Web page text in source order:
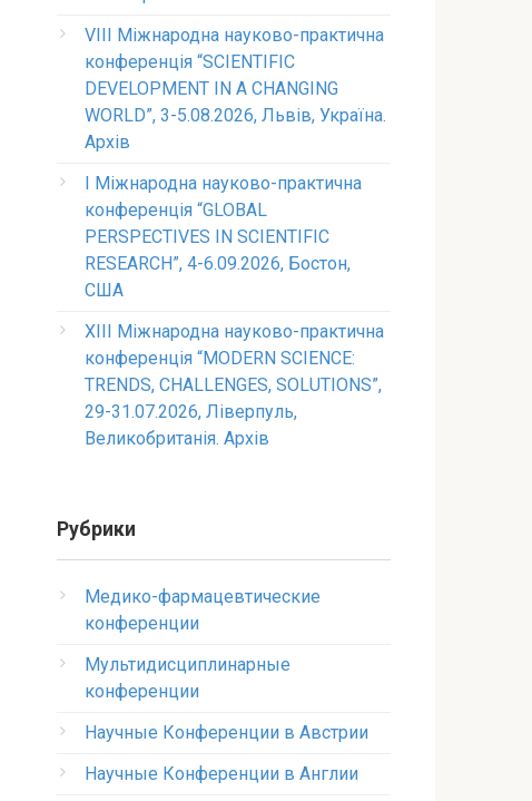
VIII Міжнародна науково-практична
конференція “SCIENTIFIC
DEVELOPMENT IN A CHANGING
WORLD”, 3-5.08.2026, Львів, Україна.
Архів
I Міжнародна науково-практична
конференція “GLOBAL
PERSPECTIVES IN SCIENTIFIC
RESEARCH”, 4-6.09.2026, Бостон,
США
XIII Міжнародна науково-практична
конференція “MODERN SCIENCE:
TRENDS, CHALLENGES, SOLUTIONS”,
29-31.07.2026, Ліверпуль,
Великобританія. Архів
Рубрики
Медико-фармацевтические
конференции
Мультидисциплинарные
конференции
Научные Конференции в Австрии
Научные Конференции в Англии